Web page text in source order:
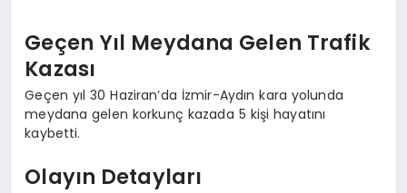
Geçen Yıl Meydana Gelen Trafik
Kazası
Geçen yıl 30 Haziran’da İzmir-Aydın kara yolunda
meydana gelen korkunç kazada 5 kişi hayatını
kaybetti.
Olayın Detayları